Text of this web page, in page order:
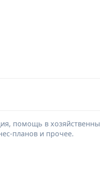
помощь в
планов и прочее.